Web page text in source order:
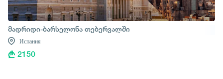
მადრიდი-ბარსელონა თებერვალში
Испания
2150